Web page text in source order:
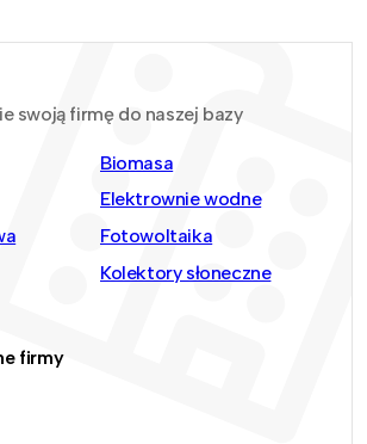
swoją firmę do naszej bazy
Biomasa
Elektrownie wodne
Fotowoltaika
Kolektory słoneczne
firmy